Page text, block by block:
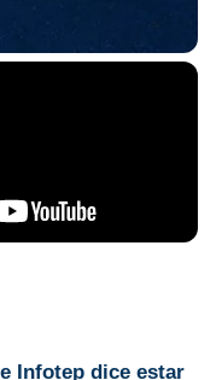
Infotep dice estar